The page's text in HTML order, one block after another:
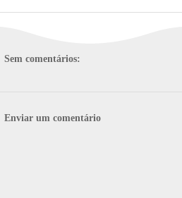
Sem comentários:
Enviar um comentário